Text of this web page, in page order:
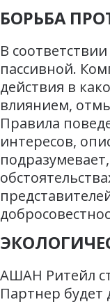
БОРЬБА
В
пассивной.
действия в
влиянием,
Правила
интересов,
АШАН Ритейл
Партнер будет